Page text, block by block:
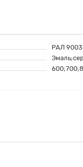
РАЛ 9003